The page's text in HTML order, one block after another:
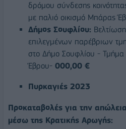
δρόμου σύνδεσης
με παλιό οικισμό Μπάρας
Δήμος Σουφλίου:
επιλεγμένων παρέβριων
στο Δήμο Σουφλίου - Τμήμα
Έβρου- 000,00 €
Πυρκαγιές 2023
Προκαταβολές για την
μέσω της Κρατικής Αρωγής: